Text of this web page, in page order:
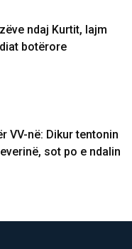
ndaj Kurtit, lajm
botërore
VV-në: Dikur tentonin
sot po e ndalin